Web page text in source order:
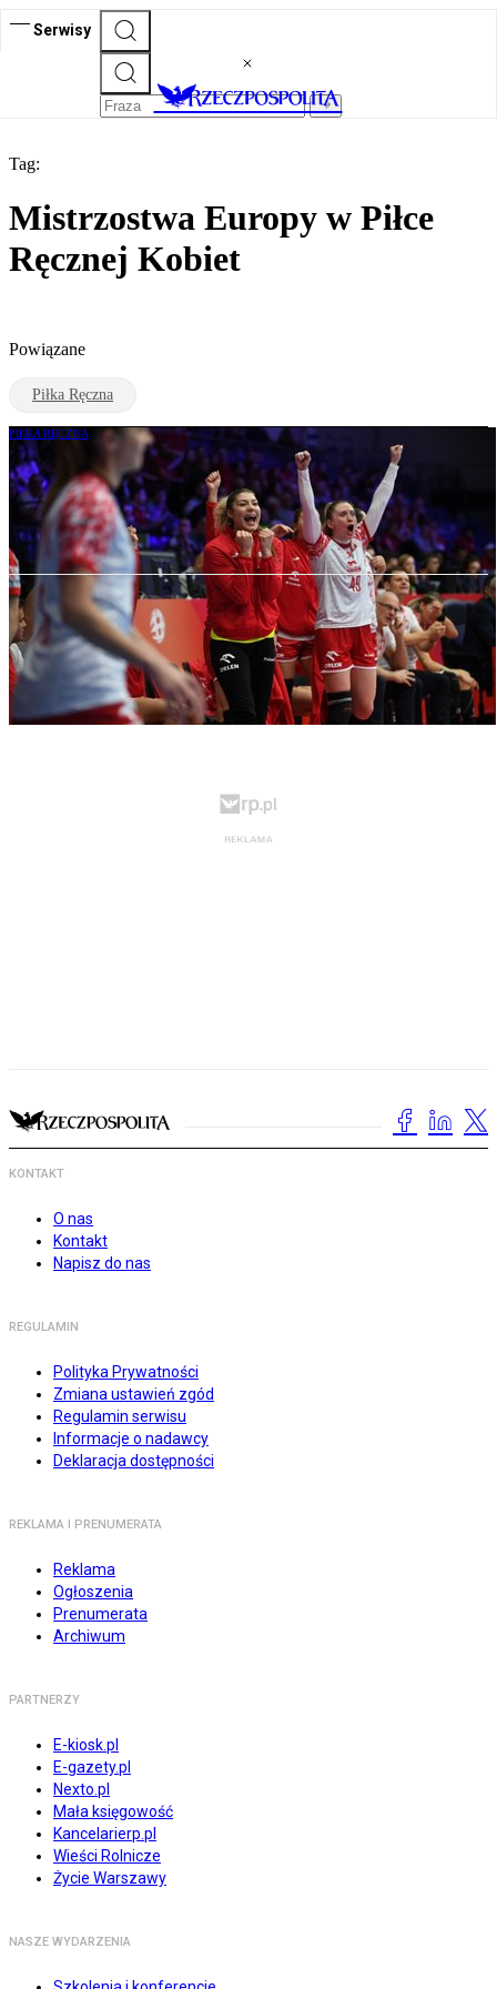
Serwisy
Tag:
Mistrzostwa Europy w Piłce
Ręcznej Kobiet
Powiązane
Piłka Ręczna
PIŁKA RĘCZNA
Mistrzostwa Europy ponownie w Polsce
KONTAKT
O nas
Kontakt
Napisz do nas
REGULAMIN
Polityka Prywatności
Zmiana ustawień zgód
Regulamin serwisu
Informacje o nadawcy
Deklaracja dostępności
REKLAMA I PRENUMERATA
Reklama
Ogłoszenia
Prenumerata
Archiwum
PARTNERZY
E-kiosk.pl
E-gazety.pl
Nexto.pl
Mała księgowość
Kancelarierp.pl
Wieści Rolnicze
Życie Warszawy
NASZE WYDARZENIA